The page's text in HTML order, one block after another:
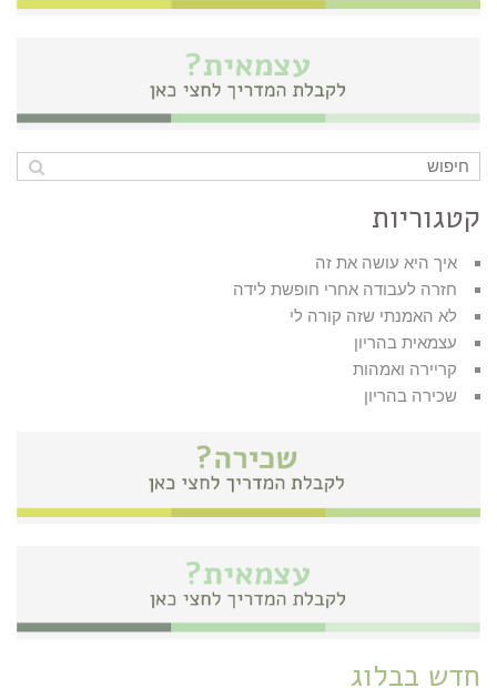
קטגוריות
איך היא עושה את זה
חזרה לעבודה אחרי חופשת לידה
לא האמנתי שזה קורה לי
עצמאית בהריון
קריירה ואמהות
שכירה בהריון
חדש בבלוג